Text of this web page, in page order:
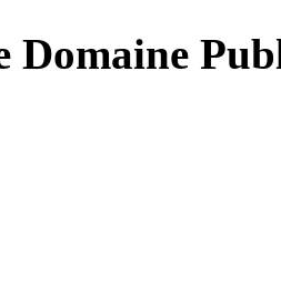
Domaine